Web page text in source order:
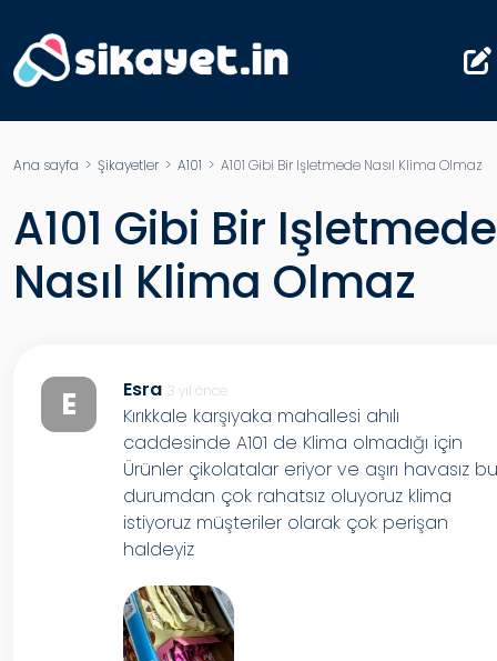
Ana sayfa > Şikayetler> A101 > A101 Gibi Bir Işletmede Nasıl Klima Olmaz
A101 Gibi Bir Işletmede
Nasıl Klima Olmaz
E Esra 3 yıl önce
Kırıkkale karşıyaka mahallesi ahılı
caddesinde A101 de Klima olmadığı için
Ürünler çikolatalar eriyor ve aşırı havasız
durumdan çok rahatsız oluyoruz klima
istiyoruz müşteriler olarak çok perişan
haldeyiz